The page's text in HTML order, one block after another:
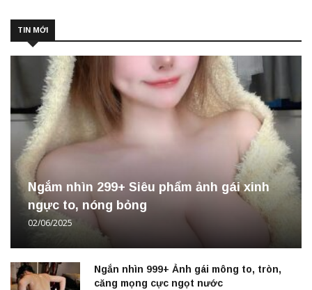
TIN MỚI
Ngắm nhìn 299+ Siêu phẩm ảnh gái xinh
ngực to, nóng bỏng
02/06/2025
Ngắn nhìn 999+ Ảnh gái mông to, tròn,
căng mọng cực ngọt nước